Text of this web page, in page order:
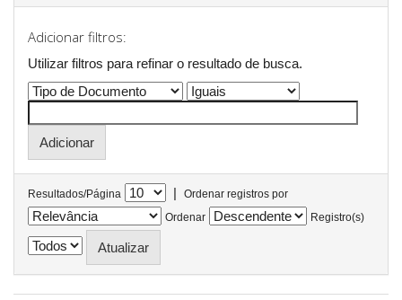
Adicionar filtros:
Utilizar filtros para refinar o resultado de busca.
Resultados/Página |
Ordenar registros por
Ordenar
Registro(s)